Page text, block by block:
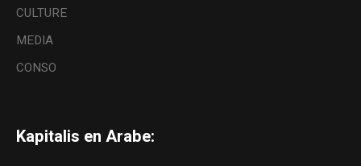
CULTURE
MEDIA
CONSO
Kapitalis en Arabe: